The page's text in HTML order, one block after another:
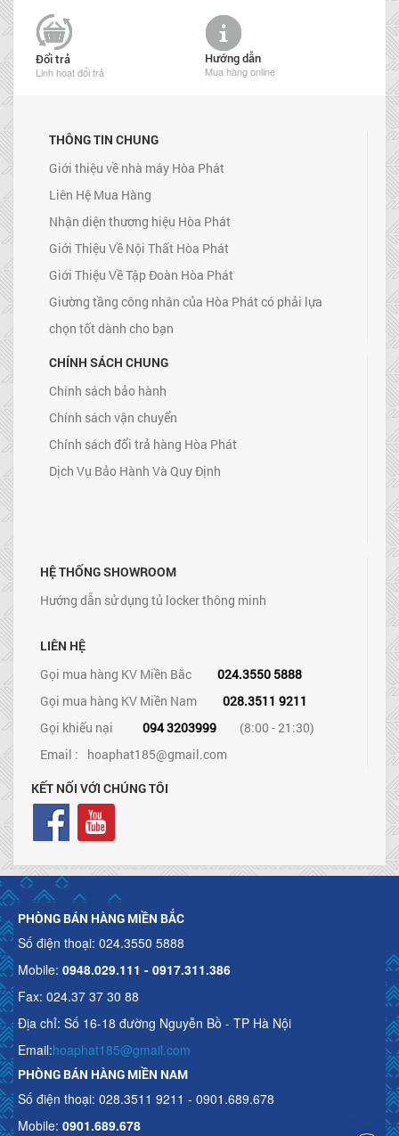
Đổi trả
Linh hoạt đổi trả
Hướng dẫn
Mua hàng online
THÔNG TIN CHUNG
Giới thiệu về nhà máy Hòa Phát
Liên Hệ Mua Hàng
Nhận diện thương hiệu Hòa Phát
Giới Thiệu Về Nội Thất Hòa Phát
Giới Thiệu Về Tập Đoàn Hòa Phát
Giường tầng công nhân của Hòa Phát có phải lựa
chọn tốt dành cho bạn
CHÍNH SÁCH CHUNG
Chính sách bảo hành
Chính sách vận chuyển
Chính sách đổi trả hàng Hòa Phát
Dịch Vụ Bảo Hành Và Quy Định
HỆ THỐNG SHOWROOM
Hướng dẫn sử dụng tủ locker thông minh
LIÊN HỆ
Gọi mua hàng KV Miền Bắc
024.3550 5888
Gọi mua hàng KV Miền Nam
028.3511 9211
Gọi khiếu nại
094 3203999
(8:00 - 21:30)
Email : hoaphat185@gmail.com
KẾT NỐI VỚI CHÚNG TÔI
PHÒNG BÁN HÀNG MIỀN BẮC
Số điện thoại: 024.3550 5888
Mobile: 0948.029.111 - 0917.311.386
Fax: 024.37 37 30 88
Địa chỉ: Số 16-18 đường Nguyễn Bồ - TP Hà Nội
Email:hoaphat185@gmail.com
PHÒNG BÁN HÀNG MIỀN NAM
Số điện thoại: 028.3511 9211 - 0901.689.678
Mobile: 0901.689.678